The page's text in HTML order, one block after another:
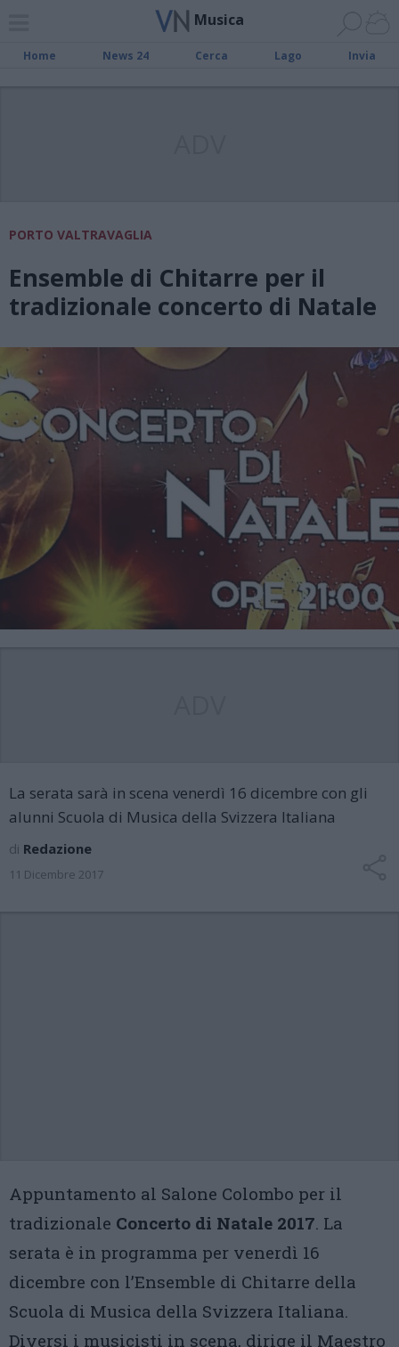
Musica
Home News 24 Cerca Lago Invia
PORTO VALTRAVAGLIA
Ensemble di Chitarre per il
tradizionale concerto di Natale
La serata sarà in scena venerdì 16 dicembre con gli
alunni Scuola di Musica della Svizzera Italiana
di Redazione
11 Dicembre 2017
Appuntamento al Salone Colombo per il
tradizionale Concerto di Natale 2017. La
serata è in programma per venerdì 16
dicembre con l’Ensemble di Chitarre della
Scuola di Musica della Svizzera Italiana.
Diversi i musicisti in scena, dirige il Maestro